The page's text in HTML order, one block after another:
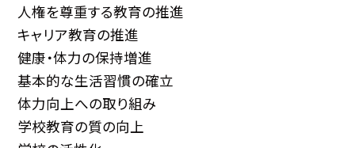
人権を尊重する教育の推進
キャリア教育の推進
健康・体力の保持増進
基本的な生活習慣の確立
体力向上への取り組み
学校教育の質の向上